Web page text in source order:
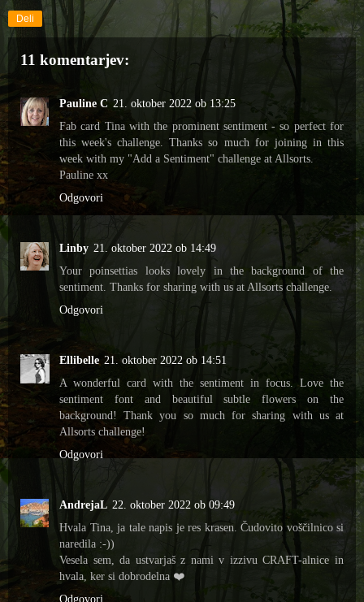
Deli
11 komentarjev:
Pauline C 21. oktober 2022 ob 13:25
Fab card Tina with the prominent sentiment - so perfect for
this week's challenge. Thanks so much for joining in this
week with my "Add a Sentiment" challenge at Allsorts.
Pauline xx
Odgovori
Linby 21. oktober 2022 ob 14:49
Your poinsettias looks lovely in the background of the
sentiment. Thanks for sharing with us at Allsorts challenge.
Odgovori
Ellibelle 21. oktober 2022 ob 14:51
A wonderful card with the sentiment in focus. Love the
sentiment font and beautiful subtle flowers on the
background! Thank you so much for sharing with us at
Allsorts challenge!
Odgovori
AndrejaL 22. oktober 2022 ob 09:49
Hvala Tina, ja tale napis je res krasen. Čudovito voščilnico si
naredila :-))
Vesela sem, da ustvarjaš z nami v izzivu CRAFT-alnice in
hvala, ker si dobrodelna ❤️
Odgovori